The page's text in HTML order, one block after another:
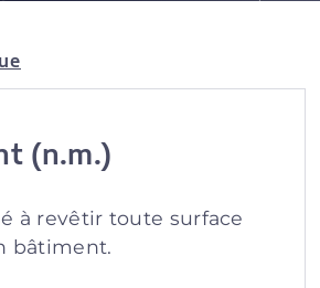
(n.m.)
à revêtir toute surface
bâtiment.